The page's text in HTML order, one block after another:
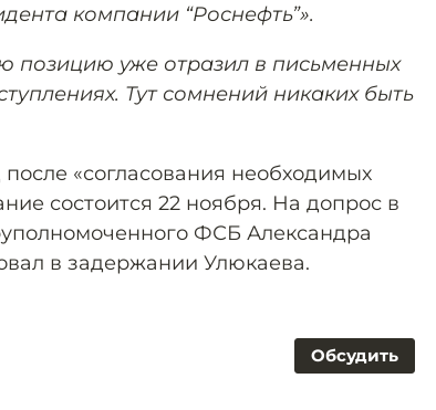
компании “Роснефть”».
позицию уже отразил в письменных
Тут сомнений никаких быть
«согласования необходимых
состоится 22 ноября. На допрос в
ФСБ Александра
в задержании Улюкаева.
Обсудить